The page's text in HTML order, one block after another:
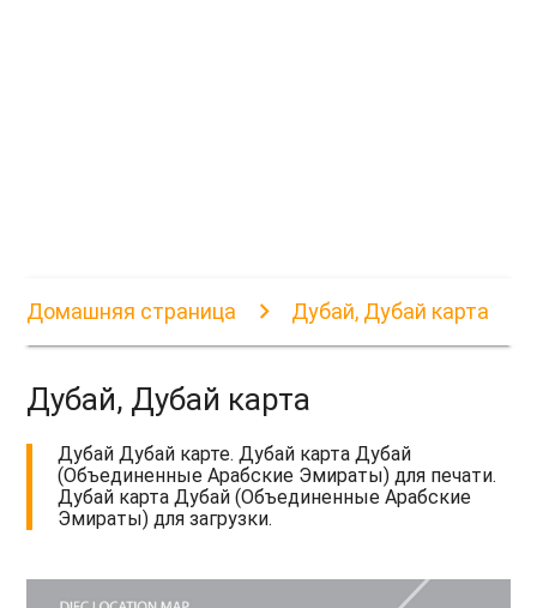
Домашняя страница Дубай, Дубай карта
Дубай, Дубай карта
Дубай Дубай карте. Дубай карта Дубай
(Объединенные Арабские Эмираты) для печати.
Дубай карта Дубай (Объединенные Арабские
Эмираты) для загрузки.